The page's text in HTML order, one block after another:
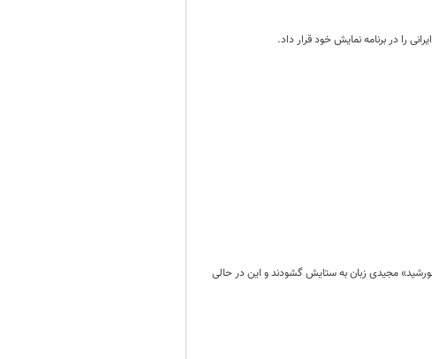
مجیدی زبان به ستایش گشودند و این در حالی